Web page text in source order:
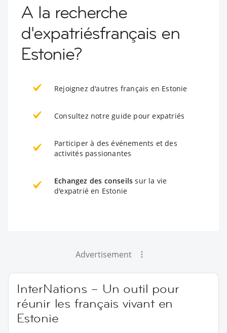
A la recherche
d'expatriésfrançais en
Estonie?
Rejoignez d'autres français en Estonie
Consultez notre guide pour expatriés
Participer à des événements et des
activités passionantes
Echangez des conseils sur la vie
d'expatrié en Estonie
Advertisement
InterNations – Un outil pour
réunir les français vivant en
Estonie